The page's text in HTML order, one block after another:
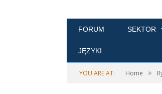
FORUM SEKTOR
JĘZYKI
YOU ARE AT: Home »